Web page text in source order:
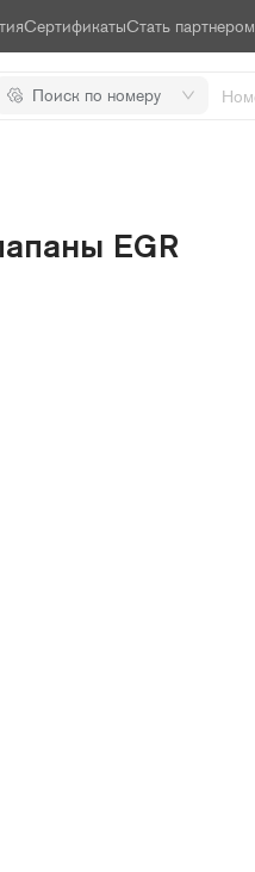
СертификатыСтать партнером
Поиск по номеру
EGR